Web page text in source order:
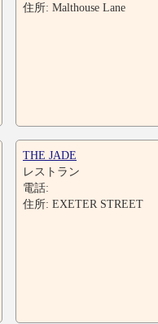
住所: Malthouse Lane
THE JADE
レストラン
電話:
住所: EXETER STREET